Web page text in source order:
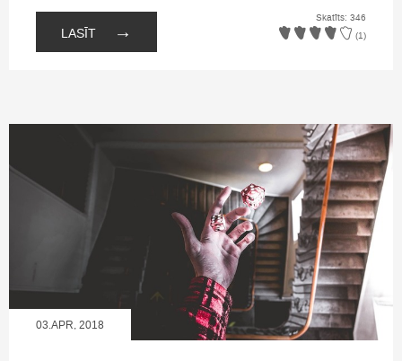
LASĪT →
Skatīts: 346
(1)
03.APR, 2018